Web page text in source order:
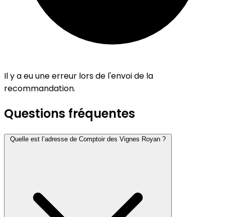
Il y a eu une erreur lors de l'envoi de la
recommandation.
Questions fréquentes
Quelle est l’adresse de Comptoir des Vignes Royan ?